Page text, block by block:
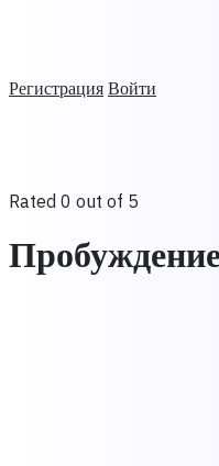
Регистрация Войти
Rated 0 out of 5